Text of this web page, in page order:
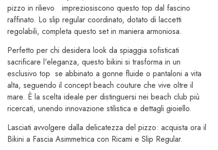
pizzo in rilievo impreziosiscono questo top dal fascino
raffinato. Lo slip regular coordinato, dotato di laccetti
regolabili, completa questo set in maniera armoniosa.
Perfetto per chi desidera look da spiaggia sofisticati
sacrificare l'eleganza, questo bikini si trasforma in un
esclusivo top se abbinato a gonne fluide o pantaloni a vita
alta, seguendo il concept beach couture che vive oltre il
mare. È la scelta ideale per distinguersi nei beach club più
ricercati, unendo innovazione stilistica e dettagli gioiello.
Lasciati avvolgere dalla delicatezza del pizzo: acquista ora il
Bikini a Fascia Asimmetrica con Ricami e Slip Regular.